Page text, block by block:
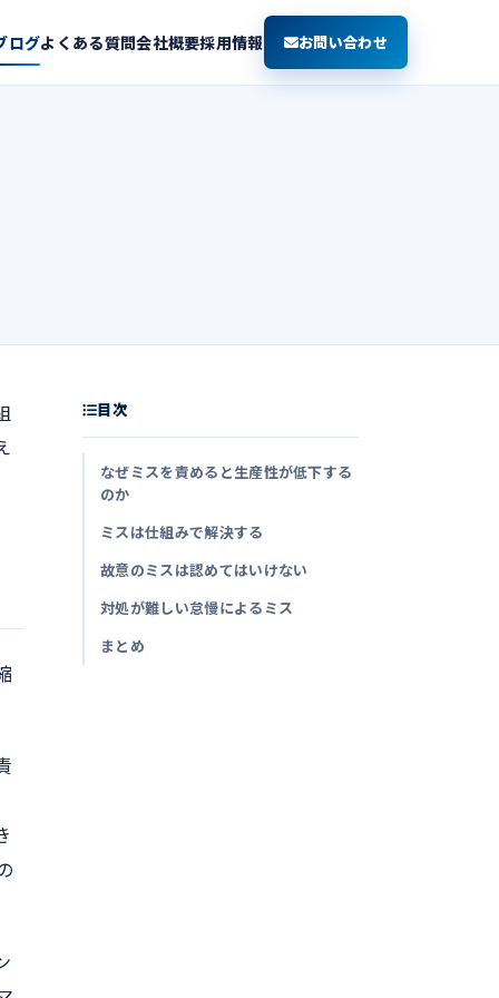
ログよくある質問会社概要採用情報 お問い合わせ
目次
なぜミスを責めると生産性が低下する
のか
ミスは仕組みで解決する
故意のミスは認めてはいけない
対処が難しい怠慢によるミス
まとめ